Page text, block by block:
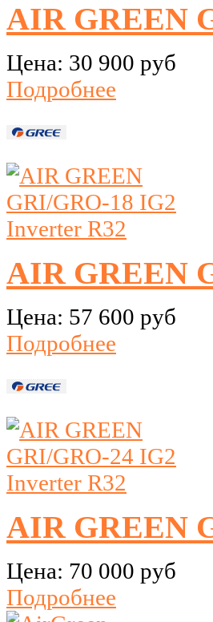
AIR GREEN
Цена: 30 900 руб
Подробнее
AIR GREEN
Цена: 57 600 руб
Подробнее
AIR GREEN
Цена: 70 000 руб
Подробнее